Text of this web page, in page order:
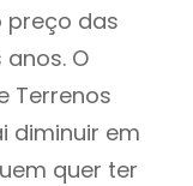
preço das
O
Terrenos
diminuir em
quer ter